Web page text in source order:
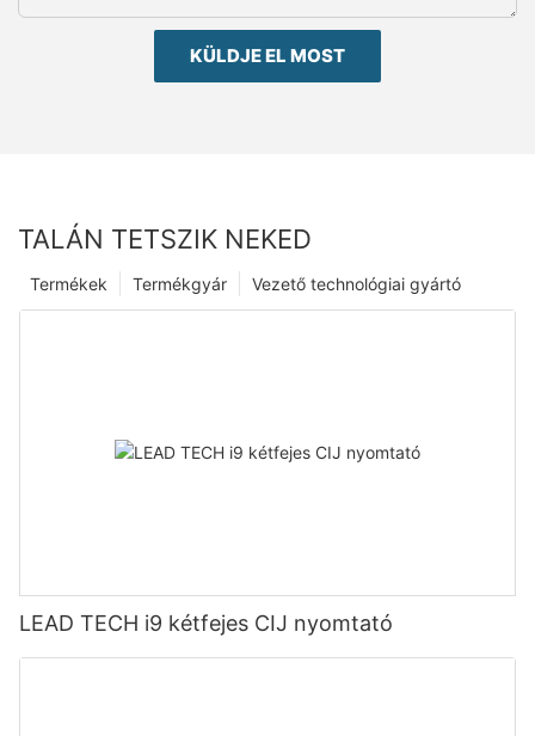
KÜLDJE EL MOST
TALÁN TETSZIK NEKED
Vezető technológiai gyártó
Termékgyár
Termékek
LEAD TECH i9 kétfejes CIJ nyomtató